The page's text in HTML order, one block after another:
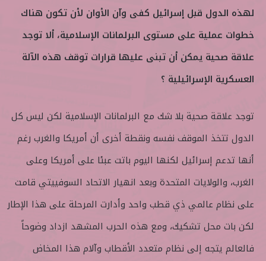
لهذه الدول قبل إسرائيل كفى وآن الأوان لأن تكون هناك
خطوات عملية على مستوى البرلمانات الإسلامية، ألا توجد
علاقة صحية يمكن أن تبنى عليها قرارات توقف هذه الآلة
العسكرية الإسرائيلية ؟
توجد علاقة صحية بلا شك مع البرلمانات الإسلامية لكن ليس كل
الدول تتخذ الموقف نفسه ونقطة أخرى أن أمريكا والغرب رغم
أنها تدعم إسرائيل لكنها اليوم باتت عبئا على أمريكا وعلى
الغرب، والولايات المتحدة وبعد انهيار الاتحاد السوفييتي قامت
على نظام عالمي ذي قطب واحد وأدارت المرحلة على هذا الإطار
لكن بات محل تشكيك، ومع هذه الحرب المشهد ازداد وضوحاً
فالعالم يتجه إلى نظام متعدد الأقطاب وآلام هذا المخاض